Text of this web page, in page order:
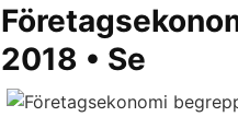
2018 • Se